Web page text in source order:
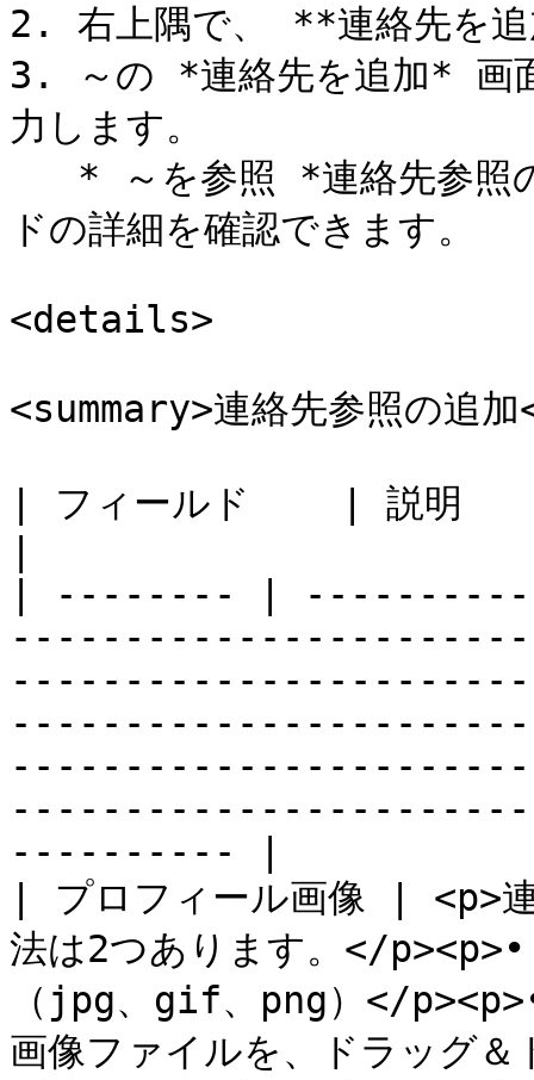
2. 右上隅で、 **連絡先を
3. ～の *連絡先を追加* 画
力します。
ドの詳細を確認できます。
<details>
<summary>連絡先参照の追
| フィールド    | 説明
| -------- |
---------- |
| プロフィール画像 | <p>
法は2つあります。</
（jpg、gif、png）</
画像ファイルを、ドラッグ